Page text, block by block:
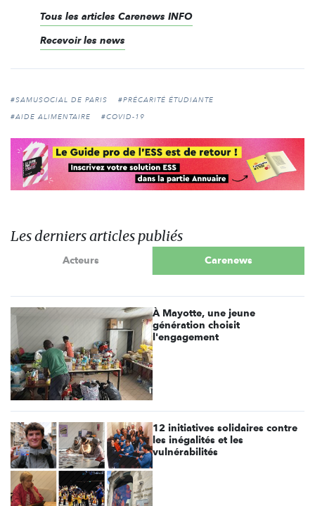
Tous les articles Carenews INFO
Recevoir les news
#SAMUSOCIAL DE PARIS
#PRÉCARITÉ ÉTUDIANTE
#AIDE ALIMENTAIRE
#COVID-19
Les derniers articles publiés
Acteurs Carenews
À Mayotte, une jeune
génération choisit
l'engagement
12 initiatives solidaires contre
les inégalités et les
vulnérabilités